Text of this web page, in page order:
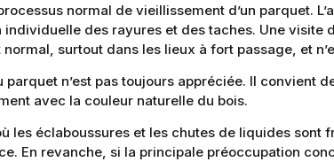
normal de vieillissement d’un parquet.
individuelle des rayures et des taches. Une
surtout dans les lieux à fort passage, et
parquet n’est pas toujours appréciée. Il convient
avec la couleur naturelle du bois.
les éclaboussures et les chutes de liquides
En revanche, si la principale préoccupation